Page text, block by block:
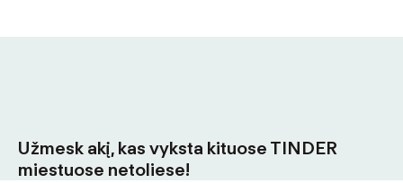
Užmesk akį, kas vyksta kituose TINDER
miestuose netoliese!